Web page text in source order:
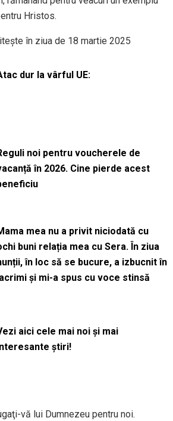
Hristos.
în ziua de 18 martie 2025
dur la vârful UE:
noi pentru voucherele de
în 2026. Cine pierde acest
mea nu a privit niciodată cu
buni relația mea cu Sera. În ziua
în loc să se bucure, a izbucnit în
și mi-a spus cu voce stinsă
aici cele mai noi și mai
știri!
vă lui Dumnezeu pentru noi.